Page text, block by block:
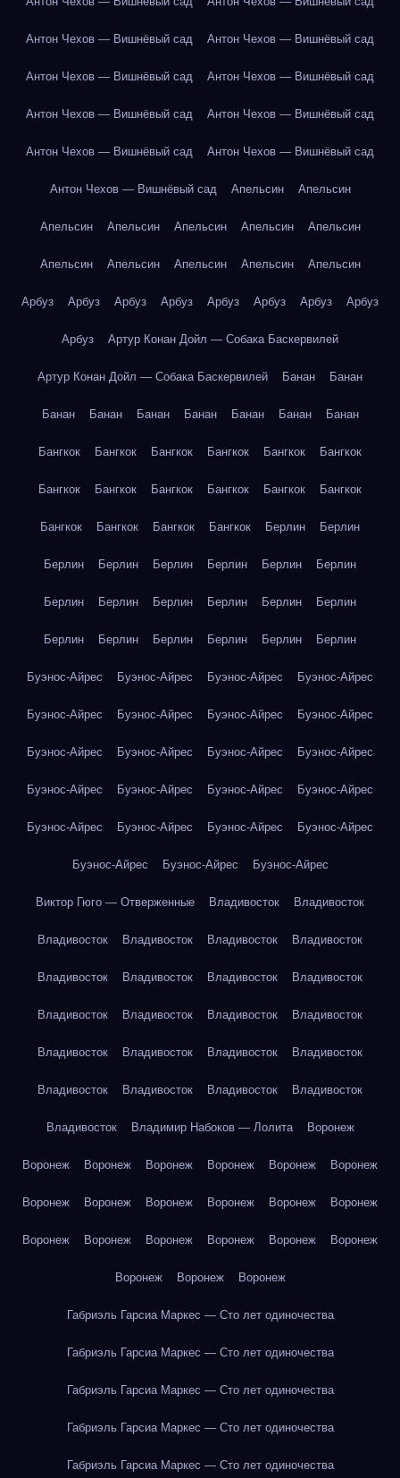
Антон Чехов — Вишнёвый сад Антон Чехов — Вишнёвый сад
Антон Чехов — Вишнёвый сад Антон Чехов — Вишнёвый сад
Антон Чехов — Вишнёвый сад Антон Чехов — Вишнёвый сад
Антон Чехов — Вишнёвый сад Антон Чехов — Вишнёвый сад
Антон Чехов — Вишнёвый сад Апельсин Апельсин
Апельсин Апельсин Апельсин Апельсин Апельсин
Апельсин Апельсин Апельсин Апельсин Апельсин
Арбуз Арбуз Арбуз Арбуз Арбуз Арбуз Арбуз Арбуз
Арбуз Артур Конан Дойл — Собака Баскервилей
Артур Конан Дойл — Собака Баскервилей Банан Банан
Банан Банан Банан Банан Банан Банан Банан
Бангкок Бангкок Бангкок Бангкок Бангкок Бангкок
Бангкок Бангкок Бангкок Бангкок Бангкок Бангкок
Бангкок Бангкок Бангкок Бангкок Берлин Берлин
Берлин Берлин Берлин Берлин Берлин Берлин
Берлин Берлин Берлин Берлин Берлин Берлин
Берлин Берлин Берлин Берлин Берлин Берлин
Буэнос-Айрес Буэнос-Айрес Буэнос-Айрес Буэнос-Айрес
Буэнос-Айрес Буэнос-Айрес Буэнос-Айрес Буэнос-Айрес
Буэнос-Айрес Буэнос-Айрес Буэнос-Айрес Буэнос-Айрес
Буэнос-Айрес Буэнос-Айрес Буэнос-Айрес Буэнос-Айрес
Буэнос-Айрес Буэнос-Айрес Буэнос-Айрес Буэнос-Айрес
Буэнос-Айрес Буэнос-Айрес Буэнос-Айрес
Виктор Гюго — Отверженные Владивосток Владивосток
Владивосток Владивосток Владивосток Владивосток
Владивосток Владивосток Владивосток Владивосток
Владивосток Владивосток Владивосток Владивосток
Владивосток Владивосток Владивосток Владивосток
Владивосток Владивосток Владивосток Владивосток
Владивосток Владимир Набоков — Лолита Воронеж
Воронеж Воронеж Воронеж Воронеж Воронеж Воронеж
Воронеж Воронеж Воронеж Воронеж Воронеж Воронеж
Воронеж Воронеж Воронеж Воронеж Воронеж Воронеж
Воронеж Воронеж Воронеж
Габриэль Гарсиа Маркес — Сто лет одиночества
Габриэль Гарсиа Маркес — Сто лет одиночества
Габриэль Гарсиа Маркес — Сто лет одиночества
Габриэль Гарсиа Маркес — Сто лет одиночества
Габриэль Гарсиа Маркес — Сто лет одиночества